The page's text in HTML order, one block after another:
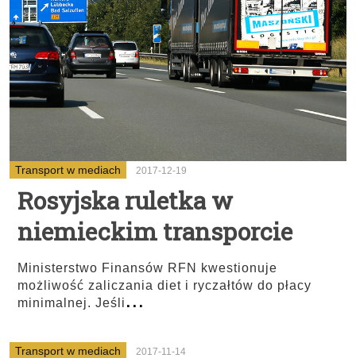
Transport w mediach 2017-12-19
Rosyjska ruletka w
niemieckim transporcie
Ministerstwo Finansów RFN kwestionuje
możliwość zaliczania diet i ryczałtów do płacy
minimalnej. Jeśli...
Transport w mediach 2017-11-14